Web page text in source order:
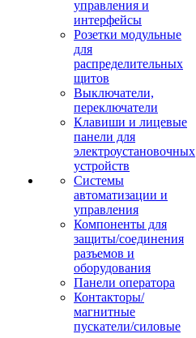
управления и
интерфейсы
Розетки модульные
для
распределительных
щитов
Выключатели,
переключатели
Клавиши и лицевые
панели для
электроустановочных
устройств
Системы
автоматизации и
управления
Компоненты для
защиты/соединения
разъемов и
оборудования
Панели оператора
Контакторы/
магнитные
пускатели/силовые